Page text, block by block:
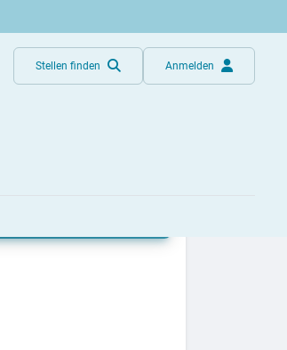
Stellen finden Anmelden